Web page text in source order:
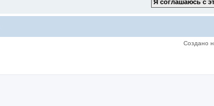
Создано